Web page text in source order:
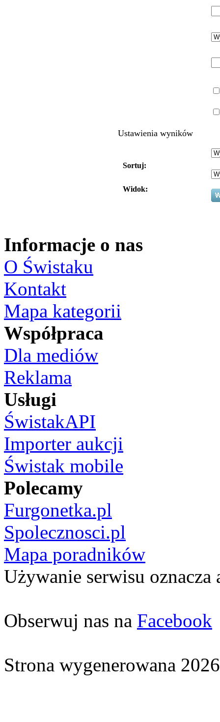
Ustawienia wyników
Sortuj:
Widok:
Informacje o nas
O Świstaku
Kontakt
Mapa kategorii
Współpraca
Dla mediów
Reklama
Usługi
ŚwistakAPI
Importer aukcji
Świstak mobile
Polecamy
Furgonetka.pl
Spolecznosci.pl
Mapa poradników
Używanie serwisu oznacza
Obserwuj nas na Facebook
Strona wygenerowana